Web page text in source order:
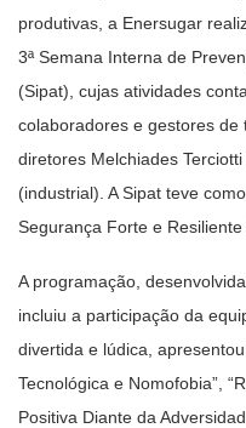
produtivas, a Enersugar
3ª Semana Interna de
(Sipat), cujas atividades
colaboradores e gestores
diretores Melchiades
(industrial). A Sipat teve
Segurança Forte e
A programação,
incluiu a participação da
divertida e lúdica,
Tecnológica e Nomofobia”,
Positiva Diante da